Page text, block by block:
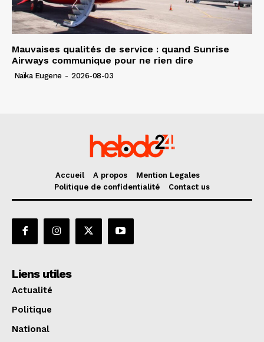
Mauvaises qualités de service : quand Sunrise
Airways communique pour ne rien dire
Naïka Eugene - 2026-08-03
Accueil A propos
Mention Legales
Politique de confidentialité
Contact us
Liens utiles
Actualité
Politique
National